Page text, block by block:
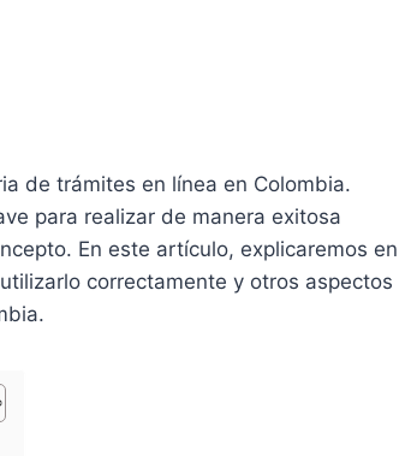
de trámites en línea en Colombia.
para realizar de manera exitosa
En este artículo, explicaremos en
correctamente y otros aspectos